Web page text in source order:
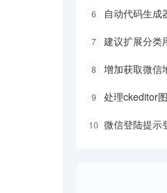
6 自动代码生成
7 建议扩展分类
8 增加获取微信
9 处理ckeditor
10 微信登陆提示